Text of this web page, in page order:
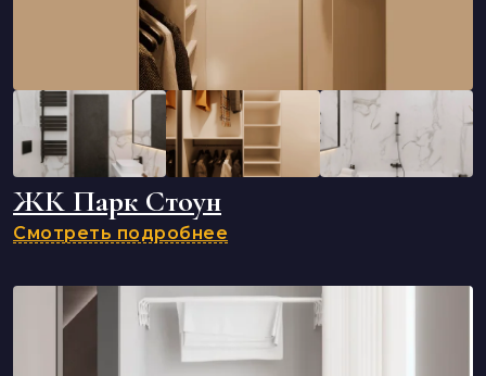
ЖК Парк Стоун
Смотреть подробнее